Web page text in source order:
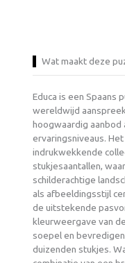
Wat maakt deze
Educa is een Spaans
wereldwijd
hoogwaardig aanbod
ervaringsniveaus.
indrukwekkende
stukjesaantallen,
schilderachtige
als afbeeldingsstijl
de uitstekende
kleurweergave van
soepel en
duizenden stukjes.